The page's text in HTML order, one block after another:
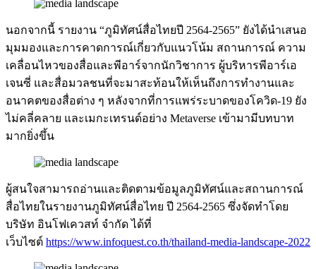
นอกจากนี้ รายงาน “ภูมิทัศน์สื่อไทยปี 2564-2565” ยังได้นำเสนอ
มุมมองและการคาดการณ์เกี่ยวกับแนวโน้ม สถานการณ์ ความ
เคลื่อนไหวของสื่อและพีอาร์จากนักวิชาการ ผู้บริหารพีอาร์เอ
เจนซี่ และสื่อมวลชนที่จะมาสะท้อนให้เห็นถึงการทำงานและ
อนาคตของสื่อต่าง ๆ หลังจากที่การแพร่ระบาดของโควิด-19 ยัง
ไม่คลี่คลาย และเมกะเทรนด์อย่าง Metaverse เข้ามามีบทบาท
มากยิ่งขึ้น
ผู้สนใจสามารถอ่านและติดตามข้อมูลภูมิทัศน์และสถานการณ์
สื่อไทยในรายงานภูมิทัศน์สื่อไทย ปี 2564-2565 ซึ่งจัดทำโดย
บริษัท อินโฟเควสท์ จำกัด ได้ที่
เว็บไซต์ https://www.infoquest.co.th/thailand-media-landscape-2022